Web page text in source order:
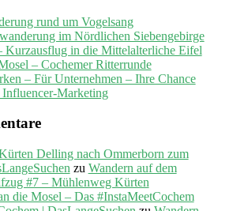
rund um Vogelsang
im Nördlichen Siebengebirge
Kurzausflug in die Mittelalterliche Eifel
– Cochemer Ritterrunde
– Für Unternehmen – Ihre Chance
Influencer-Marketing
Delling nach Ommerborn zum
zu Wandern auf dem
#7 – Mühlenweg Kürten
die Mosel – Das #InstaMeetCochem